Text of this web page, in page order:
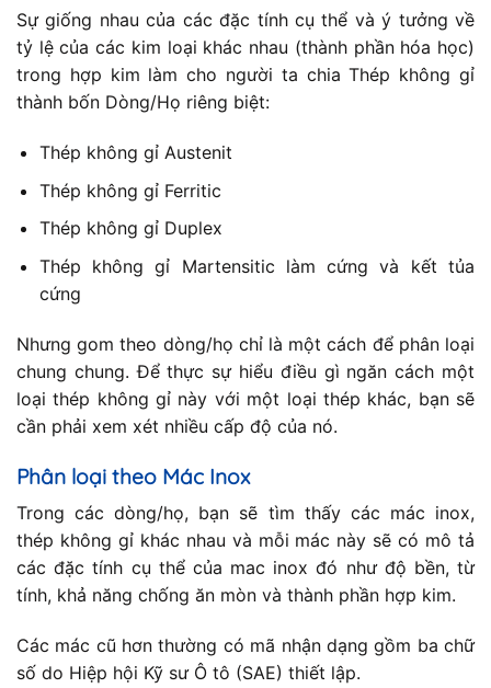
Sự giống nhau của các đặc tính cụ thể và ý tưởng về
tỷ lệ của các kim loại khác nhau (thành phần hóa học)
trong hợp kim làm cho người ta chia Thép không gỉ
thành bốn Dòng/Họ riêng biệt:
Thép không gỉ Austenit
Thép không gỉ Ferritic
Thép không gỉ Duplex
Thép không gỉ Martensitic làm cứng và kết tủa
cứng
Nhưng gom theo dòng/họ chỉ là một cách để phân loại
chung chung. Để thực sự hiểu điều gì ngăn cách một
loại thép không gỉ này với một loại thép khác, bạn sẽ
cần phải xem xét nhiều cấp độ của nó.
Phân loại theo Mác Inox
Trong các dòng/họ, bạn sẽ tìm thấy các mác inox,
thép không gỉ khác nhau và mỗi mác này sẽ có mô tả
các đặc tính cụ thể của mac inox đó như độ bền, từ
tính, khả năng chống ăn mòn và thành phần hợp kim.
Các mác cũ hơn thường có mã nhận dạng gồm ba chữ
số do Hiệp hội Kỹ sư Ô tô (SAE) thiết lập.